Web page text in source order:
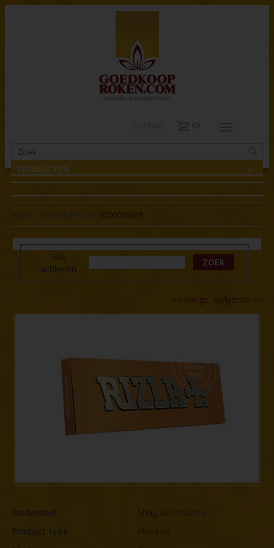
PRODUCTEN
1000000668
Alle
artikelen
ZOEK
volgende >>
<< vorige
Onderdeel
Shag accessoires
Product type
Vloeitjes